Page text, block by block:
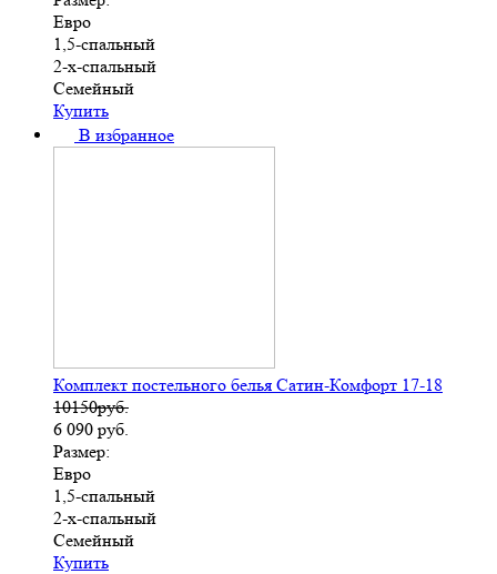
Евро
1,5-спальный
2-х-спальный
Семейный
Купить
В избранное
Комплект постельного белья Сатин-Комфорт 17-18
10150руб.
6 090 руб.
Размер:
Евро
1,5-спальный
2-х-спальный
Семейный
Купить